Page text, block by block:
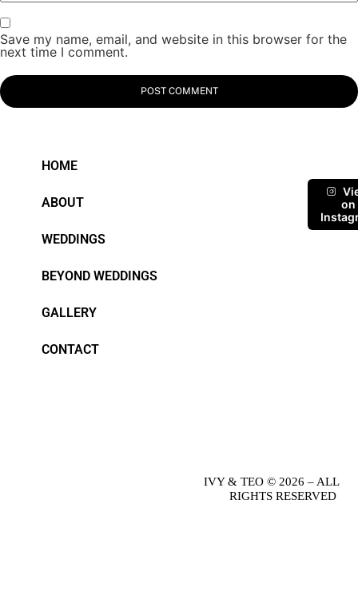
Save my name, email, and website in this browser for the
next time I comment.
HOME
ABOUT
WEDDINGS
BEYOND WEDDINGS
GALLERY
CONTACT
on
IVY & TEO © 2026 – ALL
RIGHTS RESERVED